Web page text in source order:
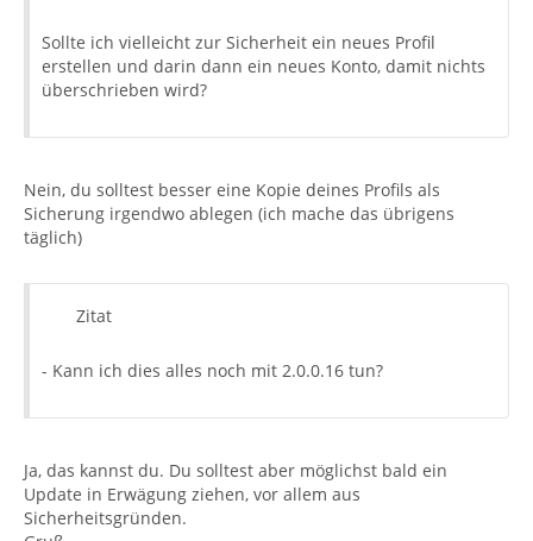
Sollte ich vielleicht zur Sicherheit ein neues Profil
erstellen und darin dann ein neues Konto, damit nichts
überschrieben wird?
Nein, du solltest besser eine Kopie deines Profils als
Sicherung irgendwo ablegen (ich mache das übrigens
täglich)
Zitat
- Kann ich dies alles noch mit 2.0.0.16 tun?
Ja, das kannst du. Du solltest aber möglichst bald ein
Update in Erwägung ziehen, vor allem aus
Sicherheitsgründen.